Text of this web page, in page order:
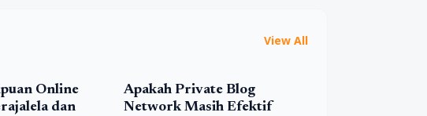
View All
Online
dan
Apakah Private Blog
Network Masih Efektif